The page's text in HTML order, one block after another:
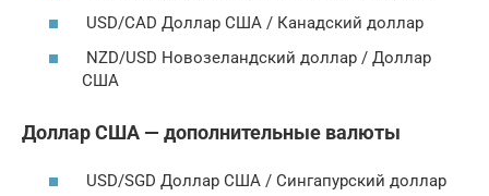
USD/CAD Доллар США / Канадский доллар
NZD/USD Новозеландский доллар / Доллар
США
Доллар США — дополнительные валюты
USD/SGD Доллар США / Сингапурский доллар